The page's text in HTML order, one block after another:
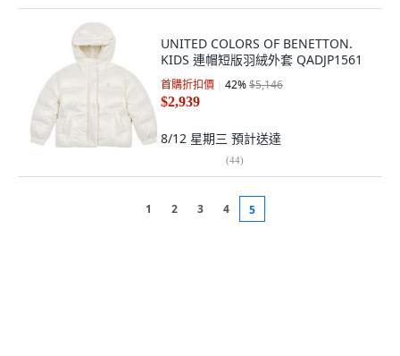
UNITED COLORS OF BENETTON.
KIDS 連帽短版羽絨外套 QADJP1561
首購折扣價 42%$5,146
$2,939
8/12 星期三 預計送達
(44)
1 2 3 4 5